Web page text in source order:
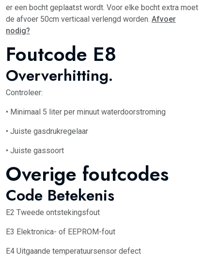
er een bocht geplaatst wordt. Voor elke bocht extra moet
de afvoer 50cm verticaal verlengd worden. Afvoer
nodig?
Foutcode E8
Oververhitting.
Controleer:
• Minimaal 5 liter per minuut waterdoorstroming
• Juiste gasdrukregelaar
• Juiste gassoort
Overige foutcodes
Code Betekenis
E2 Tweede ontstekingsfout
E3 Elektronica- of EEPROM-fout
E4 Uitgaande temperatuursensor defect